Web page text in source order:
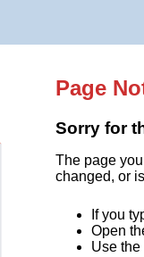
Page
Sorry for
The page
changed, or
If you
Open
Use